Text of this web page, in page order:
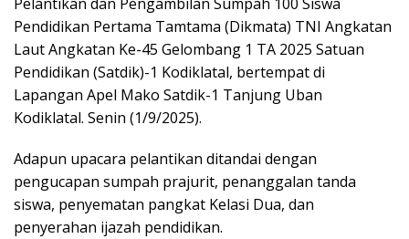
Pendidikan Pertama Tamtama (Dikmata) TNI Angkatan
Laut Angkatan Ke-45 Gelombang 1 TA 2025 Satuan
Pendidikan (Satdik)-1 Kodiklatal, bertempat di
Lapangan Apel Mako Satdik-1 Tanjung Uban
Kodiklatal. Senin (1/9/2025).
Adapun upacara pelantikan ditandai dengan
pengucapan sumpah prajurit, penanggalan tanda
siswa, penyematan pangkat Kelasi Dua, dan
penyerahan ijazah pendidikan.